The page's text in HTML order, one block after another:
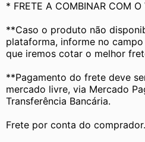
* FRETE A COMBINAR COM O
**Caso o produto não
plataforma, informe no
que iremos cotar o melhor
**Pagamento do frete deve
mercado livre, via Mercado
Transferência Bancária.
Frete por conta do comprador.